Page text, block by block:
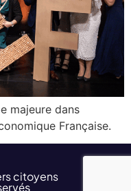
majeure dans
Française.
citoyens